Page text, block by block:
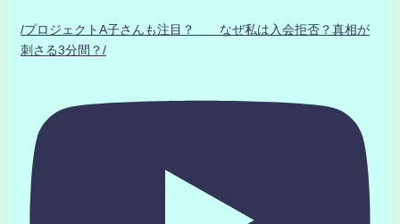
/プロジェクトA子さんも注目？ なぜ私は入会拒否？真相が
刺さる3分間？/